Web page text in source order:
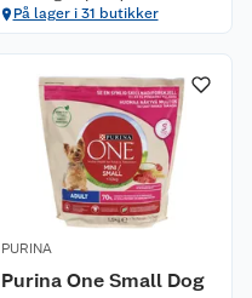
På lager i 31 butikker
PURINA
Purina One Small Dog